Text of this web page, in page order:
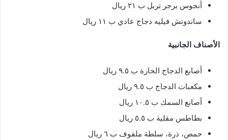
أنجوس برجر تربل ب ٢١ ريال
ساندوتش فيليه دجاج عادي ب ١١ ريال
الأصناف الجانبية
أصابع الدجاج الحارة ب ٩.٥ ريال
مكعبات الدجاج ب ٩.٥ ريال
أصابع السمك ب ١٠.٥ ريال
بطاطس مقلية ب ٥.٥ ريال
حمص، ذرة، سلطة ملفوف ب ٦ ريال